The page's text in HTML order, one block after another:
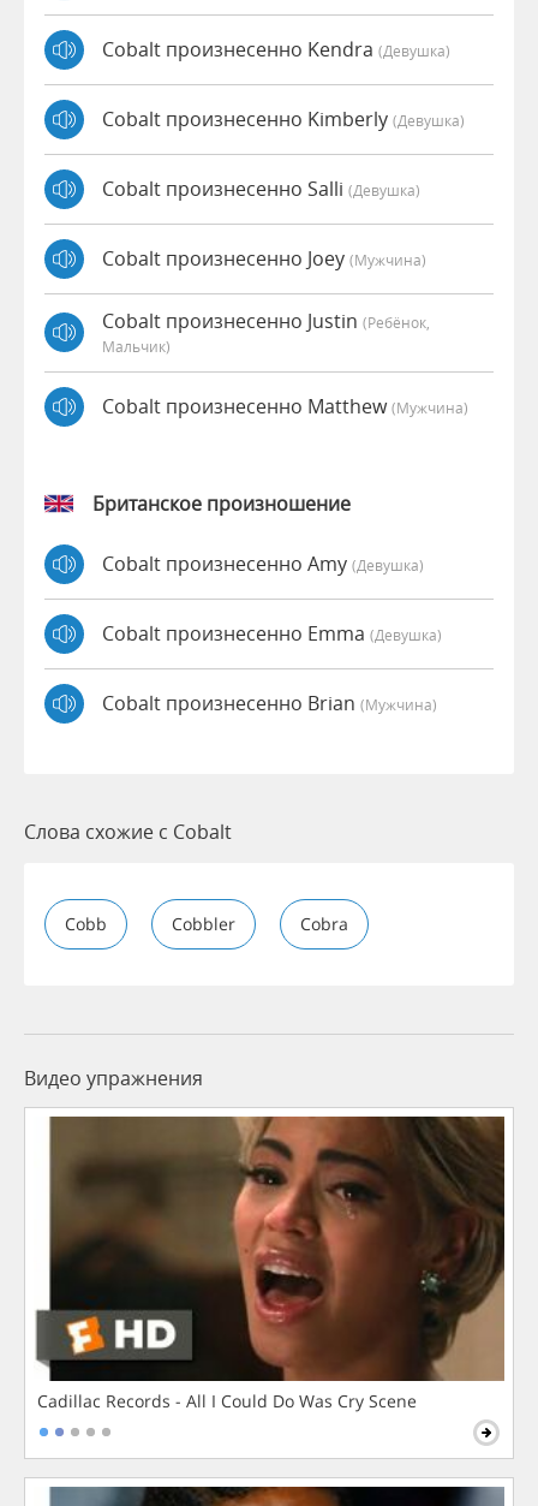
Cobalt произнесенно Kendra (девушка)
Cobalt произнесенно Kimberly (девушка)
Cobalt произнесенно Salli (девушка)
Cobalt произнесенно Joey (мужчина)
Cobalt произнесенно Justin (Ребёнок,
Мальчик)
Cobalt произнесенно Matthew(мужчина)
Британское произношение
Cobalt произнесенно Amy (девушка)
Cobalt произнесенно Emma (девушка)
Cobalt произнесенно Brian (мужчина)
Слова схожие с Cobalt
Cobb Cobbler Cobra
Видео упражнения
Cadillac Records - All I Could Do Was Cry Scene